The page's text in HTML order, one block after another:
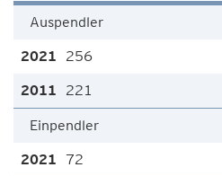
Auspendler
256
221
Einpendler
72